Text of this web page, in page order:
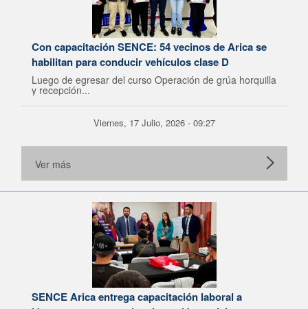
Con capacitación SENCE: 54 vecinos de Arica se
habilitan para conducir vehículos clase D
Luego de egresar del curso Operación de grúa horquilla
y recepción...
Viernes, 17 Julio, 2026 - 09:27
Ver más
SENCE Arica entrega capacitación laboral a